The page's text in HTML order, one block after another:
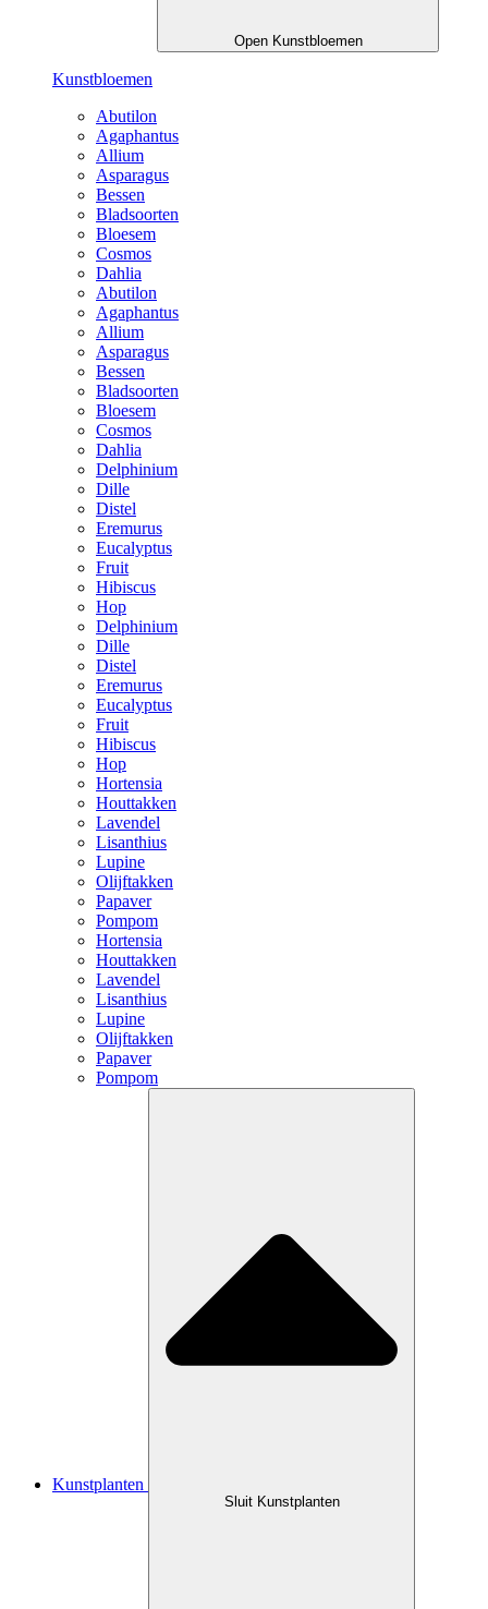
Open Kunstbloemen
Kunstbloemen
Abutilon
Agaphantus
Allium
Asparagus
Bessen
Bladsoorten
Bloesem
Cosmos
Dahlia
Abutilon
Agaphantus
Allium
Asparagus
Bessen
Bladsoorten
Bloesem
Cosmos
Dahlia
Delphinium
Dille
Distel
Eremurus
Eucalyptus
Fruit
Hibiscus
Hop
Delphinium
Dille
Distel
Eremurus
Eucalyptus
Fruit
Hibiscus
Hop
Hortensia
Houttakken
Lavendel
Lisanthius
Lupine
Olijftakken
Papaver
Pompom
Hortensia
Houttakken
Lavendel
Lisanthius
Lupine
Olijftakken
Papaver
Pompom
Kunstplanten
Sluit Kunstplanten